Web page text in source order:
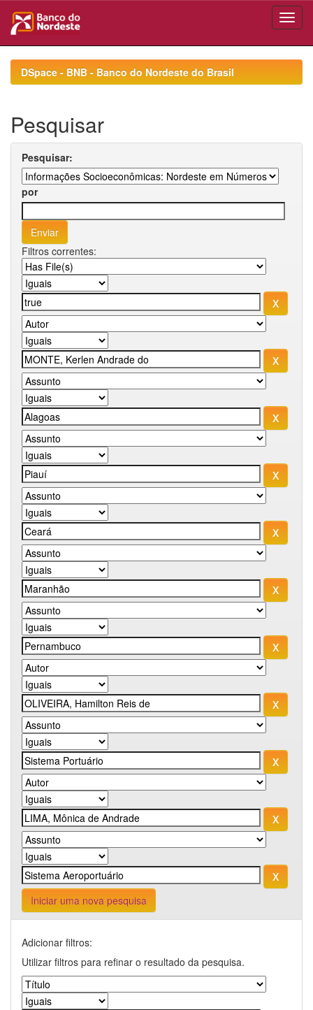
navigationDSpace - BNB - Banco do Nordeste do Brasil
Pesquisar
Pesquisar:
por
Filtros correntes:
Iniciar uma nova pesquisa
Adicionar filtros:
Utilizar filtros para refinar o resultado da pesquisa.